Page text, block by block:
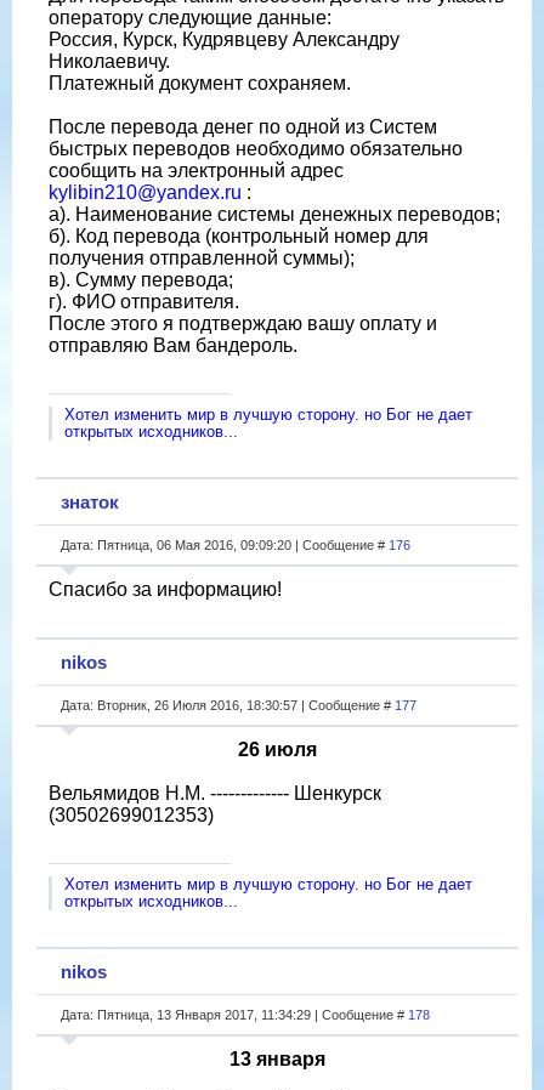
оператору следующие данные:
Россия, Курск, Кудрявцеву Александру
Николаевичу.
Платежный документ сохраняем.
После перевода денег по одной из Систем
быстрых переводов необходимо обязательно
сообщить на электронный адрес
kylibin210@yandex.ru :
а). Наименование системы денежных переводов;
б). Код перевода (контрольный номер для
получения отправленной суммы);
в). Сумму перевода;
г). ФИО отправителя.
После этого я подтверждаю вашу оплату и
отправляю Вам бандероль.
Хотел изменить мир в лучшую сторону. но Бог не дает
открытых исходников...
знаток
Дата: Пятница, 06 Мая 2016, 09:09:20 | Сообщение # 176
Спасибо за информацию!
nikos
Дата: Вторник, 26 Июля 2016, 18:30:57 | Сообщение # 177
26 июля
Вельямидов Н.М. ------------- Шенкурск
(30502699012353)
Хотел изменить мир в лучшую сторону. но Бог не дает
открытых исходников...
nikos
Дата: Пятница, 13 Января 2017, 11:34:29 | Сообщение # 178
13 января​​​